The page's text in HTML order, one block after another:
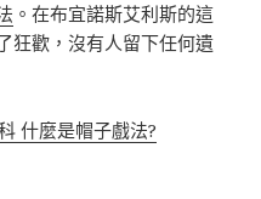
。在布宜諾斯艾利斯的這
狂歡，沒有人留下任何遺
什麼是帽子戲法?